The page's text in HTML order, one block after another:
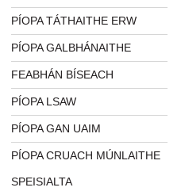
PÍOPA TÁTHAITHE ERW
PÍOPA GALBHÁNAITHE
FEABHÁN BÍSEACH
PÍOPA LSAW
PÍOPA GAN UAIM
PÍOPA CRUACH MÚNLAITHE
SPEISIALTA